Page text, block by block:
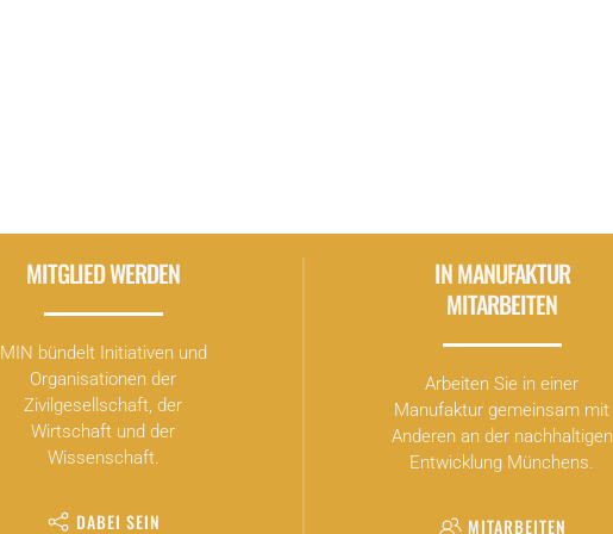
MITGLIED WERDEN
MIN bündelt Initiativen und
Organisationen der
Zivilgesellschaft, der
Wirtschaft und der
Wissenschaft.
DABEI SEIN
IN MANUFAKTUR
MITARBEITEN
Arbeiten Sie in einer
Manufaktur gemeinsam mit
Anderen an der nachhaltigen
Entwicklung Münchens.
MITARBEITEN